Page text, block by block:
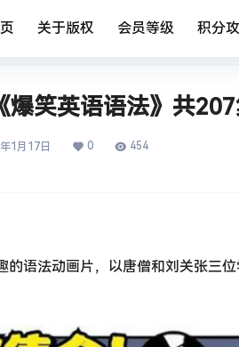
关于版权 会员等级 积分
爆笑英语语法》共
1月17日 0 454
的语法动画片，以唐僧和刘关张三